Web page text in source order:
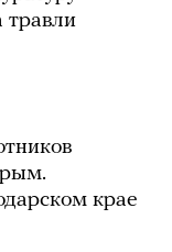
травли
крае